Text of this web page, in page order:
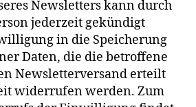
Newsletters kann durch
jederzeit gekündigt
in die Speicherung
Daten, die die betroffene
Newsletterversand erteilt
widerrufen werden. Zum